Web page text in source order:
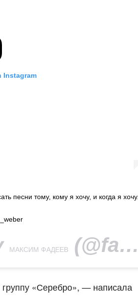
Instagram
песни тому, кому я хочу, и когда я хочу.
МАКСИМ ФАДЕЕВ (@fadeevmaxim) on
«Серебро», — написала